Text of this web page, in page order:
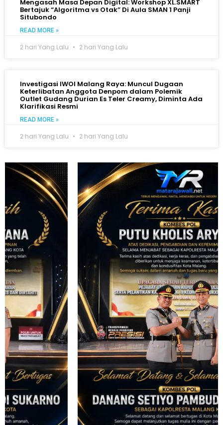
Mengasah Masa Depan Digital: Workshop XL.SMART
Bertajuk “Algoritma vs Otak” Di Aula SMAN 1 Panji
Situbondo
READ MORE »
2 hari Yang Lalu 2 hari Yang Lalu
Investigasi IWOI Malang Raya: Muncul Dugaan
Keterlibatan Anggota Denpom dalam Polemik
Outlet Gudang Durian Es Teler Creamy, Diminta Ada
Klarifikasi Resmi
READ MORE »
2 hari Yang Lalu 2 hari Yang Lalu